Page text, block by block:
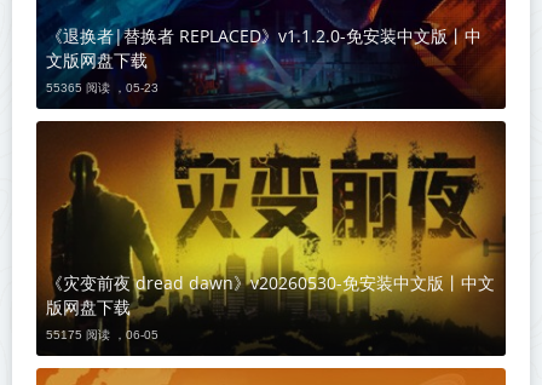
《退换者|替换者 REPLACED》v1.1.2.0-免安装中文版丨中
文版网盘下载
55365 阅读 ， 05-23
《灾变前夜 dread dawn》v20260530-免安装中文版丨中文
版网盘下载
55175 阅读 ， 06-05